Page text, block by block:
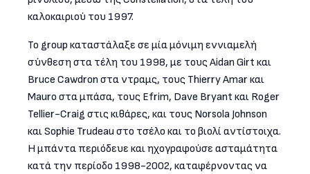
καλοκαιριού του 1997.
Το group καταστάλαξε σε μία μόνιμη εννιαμελή
σύνθεση στα τέλη του 1998, με τους Aidan Girt και
Bruce Cawdron στα ντραμς, τους Thierry Amar και
Mauro στα μπάσα, τους Efrim, Dave Bryant και Roger
Tellier-Craig στις κιθάρες, και τους Norsola Johnson
και Sophie Trudeau στο τσέλο και το βιολί αντίστοιχα.
Η μπάντα περιόδευε και ηχογραφούσε ασταμάτητα
κατά την περίοδο 1998-2002, καταφέρνοντας να